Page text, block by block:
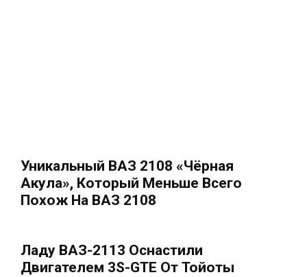
Уникальный ВАЗ 2108 «Чёрная
Акула», Который Меньше Всего
Похож На ВАЗ 2108
Ладу ВАЗ-2113 Оснастили
Двигателем 3S-GTE От Тойоты